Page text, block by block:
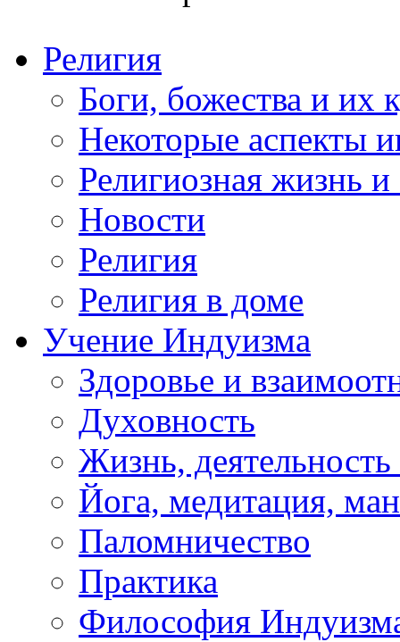
Религия
Боги, божества и их
Некоторые аспекты
Религиозная жизнь
Новости
Религия
Религия в доме
Учение Индуизма
Здоровье и
Духовность
Жизнь, деятельность
Йога, медитация,
Паломничество
Практика
Философия